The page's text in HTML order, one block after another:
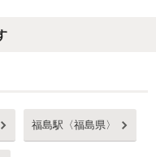
福島駅〈福島県〉